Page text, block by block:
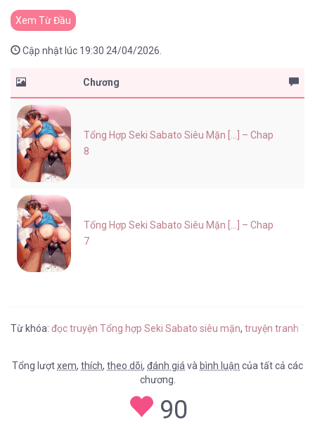
Xem Từ Đầu
Cập nhật lúc 19:30 24/04/2026.
Chương
Tổng Hợp Seki Sabato Siêu Mặn [...] – Chap
8
Tổng Hợp Seki Sabato Siêu Mặn [...] – Chap
7
Từ khóa: đọc truyện Tổng hợp Seki Sabato siêu mặn, truyện tranh
Tổng lượtxem, thích, theo dõi, đánh giá và bình luận của tất cả các
chương.
90